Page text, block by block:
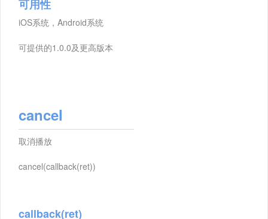
可用性
iOS系统，Android系统
可提供的1.0.0及更高版本
cancel
取消播放
cancel(callback(ret))
callback(ret)